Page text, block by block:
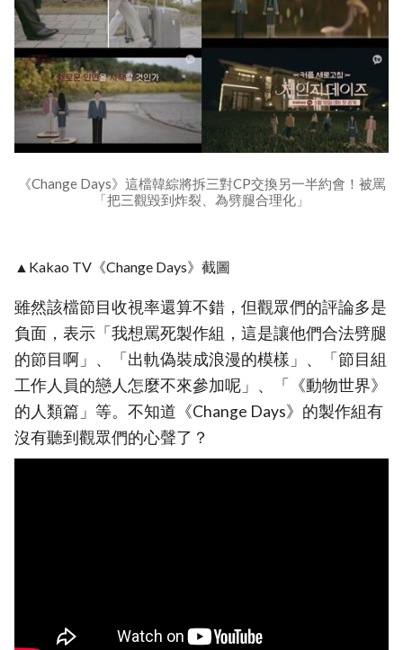
《Change Days》這檔韓綜將拆三對CP交換另一半約會！被罵
「把三觀毀到炸裂、為劈腿合理化」
▲Kakao TV《Change Days》截圖
雖然該檔節目收視率還算不錯，但觀眾們的評論多是
負面，表示「我想罵死製作組，這是讓他們合法劈腿
的節目啊」、「出軌偽裝成浪漫的模樣」、「節目組
工作人員的戀人怎麼不來參加呢」、「《動物世界》
的人類篇」等。不知道《Change Days》的製作組有
沒有聽到觀眾們的心聲了？